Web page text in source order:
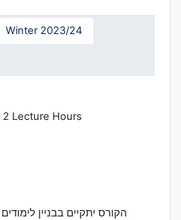
Winter 2023/24
Lecture Hours
הקורס יתקיים בבניין